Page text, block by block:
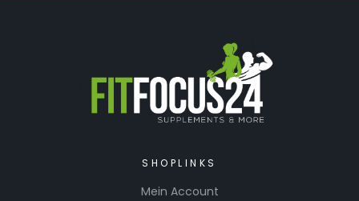
SHOPLINKS
Mein Account